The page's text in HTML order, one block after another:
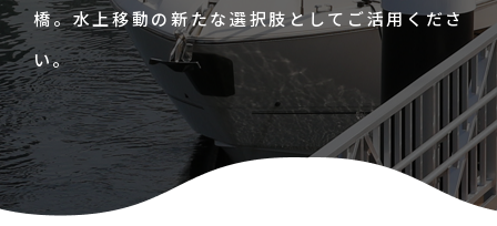
橋。水上移動の新たな選択肢としてご活用くださ
い。